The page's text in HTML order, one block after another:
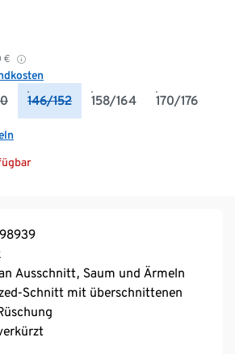
€
146/152 158/164 170/176
Ausschnitt, Saum und Ärmeln
Schnitt mit überschnittenen